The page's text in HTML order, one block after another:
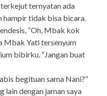
ternyatan ada
hampir tidak bisa bicara.
“Oh, Mbak kok
Mbak Yati tersenyum
bibirku. “Jangan buat
begituan sama Nani?”
lain dengan jaman saya